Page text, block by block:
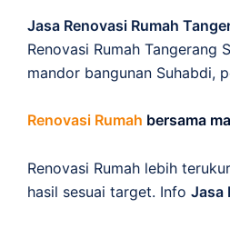
Jasa Renovasi Rumah
Renovasi Rumah Tangerang
mandor bangunan Suhabdi,
Renovasi Rumah bersama
Renovasi Rumah lebih
hasil sesuai target. Info Jasa